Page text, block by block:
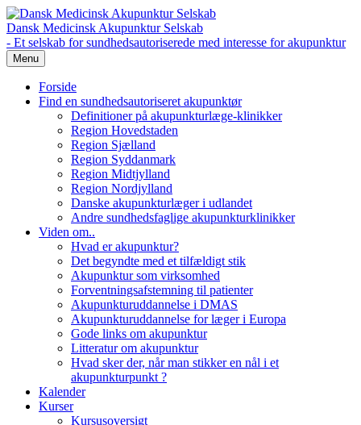
Dansk Medicinsk Akupunktur Selskab
- Et selskab for sundhedsautoriserede med interesse for akupunktur
Menu
Forside
Find en sundhedsautoriseret akupunktør
Definitioner på akupunkturlæge-klinikker
Region Hovedstaden
Region Sjælland
Region Syddanmark
Region Midtjylland
Region Nordjylland
Danske akupunkturlæger i udlandet
Andre sundhedsfaglige akupunkturklinikker
Viden om..
Hvad er akupunktur?
Det begyndte med et tilfældigt stik
Akupunktur som virksomhed
Forventningsafstemning til patienter
Akupunkturuddannelse i DMAS
Akupunkturuddannelse for læger i Europa
Gode links om akupunktur
Litteratur om akupunktur
Hvad sker der, når man stikker en nål i et
akupunkturpunkt ?
Kalender
Kurser
Kursusoversigt